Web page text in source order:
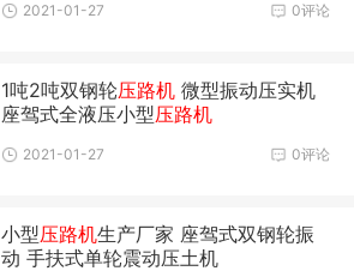
0评论
2021-01-27
1吨2吨双钢轮压路机 微型振动压实机
座驾式全液压小型压路机
0评论
2021-01-27
小型压路机生产厂家 座驾式双钢轮振
动 手扶式单轮震动压土机